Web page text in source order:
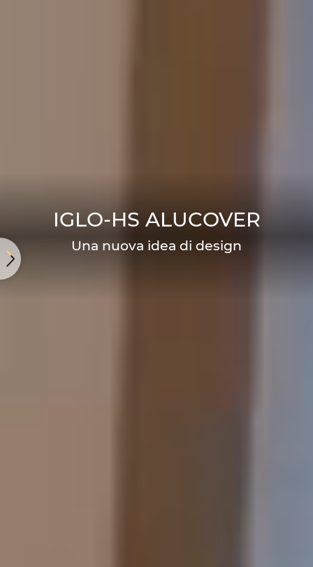
IGLO-HS ALUCOVER
Una nuova idea di design